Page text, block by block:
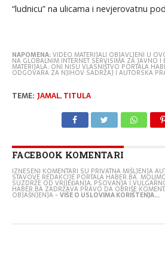
“ludnicu” na ulicama i nevjerovatnu
NAPOMENA:VIDEO MATERIJALI OBJAVLJENI U
NA GLOBALNIM INTERNET SERVISIMA ZA JAVNO I
MATERIJALA. ONI NISU VLASNIŠTVO PORTALA
ODGOVARA ZA NJIHOV SADRŽAJ I AUTORSKA
TEME: JAMAL, TITULA
FACEBOOK KOMENTARI
IZNESENI KOMENTARI SU PRIVATNA MIŠLJENJA
STAVOVE REDAKCIJE PORTALA HABER.BA.
SUZDRŽE OD VRIJEĐANJA, PSOVANJA I
HABER.BA ZADRŽAVA PRAVO DA OBRIŠE
OBJAŠNJENJA -VIŠE O USLOVIMA KORIŠTENJA...